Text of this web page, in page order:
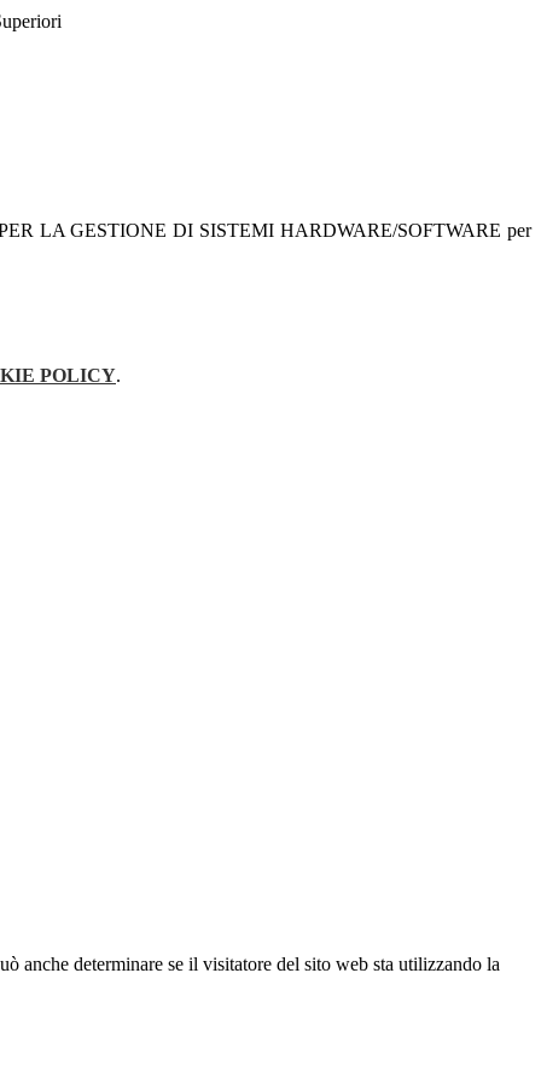
LA GESTIONE DI SISTEMI HARDWARE/SOFTWARE per
POLICY.
anche determinare se il visitatore del sito web sta utilizzando la